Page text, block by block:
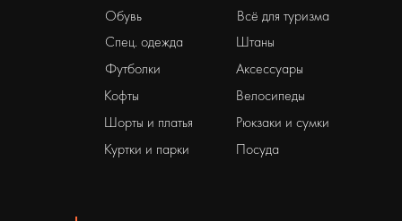
Обувь
Штаны
Рюкзаки и сумки
Всё для туризма
Велосипеды
Аксессуары
Спец. одежда
Футболки
Куртки и парки
Кофты
Шорты и платья
Посуда